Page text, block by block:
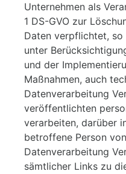
Unternehmen als
1 DS-GVO zur
Daten verpflichtet,
unter
und der
Maßnahmen, auch
Datenverarbeitung
veröffentlichten
verarbeiten, darüber
betroffene Person
Datenverarbeitung
sämtlicher Links zu